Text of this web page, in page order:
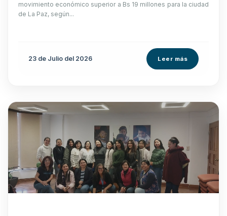
movimiento económico superior a Bs 19 millones para la ciudad
de La Paz, según...
23 de Julio del 2026 Leer más